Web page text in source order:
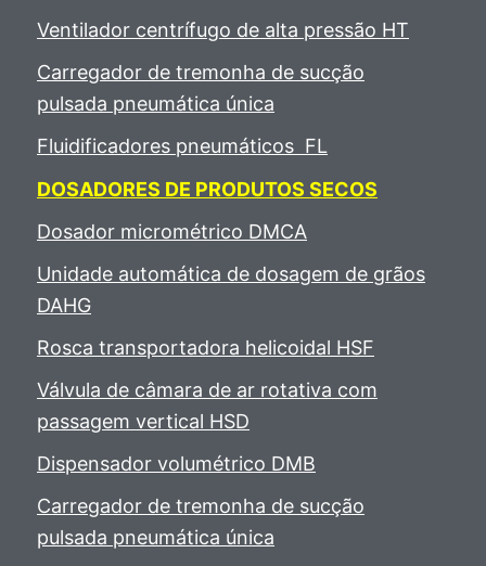
Ventilador centrífugo de alta pressão HT
Carregador de tremonha de sucção
pulsada pneumática única
Fluidificadores pneumáticos FL
DOSADORES DE PRODUTOS SECOS
Dosador micrométrico DMCA
Unidade automática de dosagem de grãos
DAHG
Rosca transportadora helicoidal HSF
Válvula de câmara de ar rotativa com
passagem vertical HSD
Dispensador volumétrico DMB
Carregador de tremonha de sucção
pulsada pneumática única